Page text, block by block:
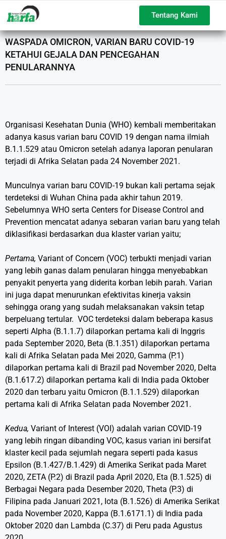
Tentang Kami
WASPADA OMICRON, VARIAN BARU COVID-19
KETAHUI GEJALA DAN PENCEGAHAN
PENULARANNYA
Organisasi Kesehatan Dunia (WHO) kembali memberitakan
adanya kasus varian baru COVID 19 dengan nama ilmiah
B.1.1.529 atau Omicron setelah adanya laporan penularan
terjadi di Afrika Selatan pada 24 November 2021.
Munculnya varian baru COVID-19 bukan kali pertama sejak
terdeteksi di Wuhan China pada akhir tahun 2019.
Sebelumnya WHO serta Centers for Disease Control and
Prevention mencatat adanya sebaran varian baru yang telah
diklasifikasi berdasarkan dua klaster varian yaitu;
Pertama, Variant of Concern (VOC) terbukti menjadi varian
yang lebih ganas dalam penularan hingga menyebabkan
penyakit penyerta yang diderita korban lebih parah. Varian
ini juga dapat menurunkan efektivitas kinerja vaksin
sehingga orang yang sudah melaksanakan vaksin tetap
berpeluang tertular. VOC terdeteksi dalam beberapa kasus
seperti Alpha (B.1.1.7) dilaporkan pertama kali di Inggris
pada September 2020, Beta (B.1.351) dilaporkan pertama
kali di Afrika Selatan pada Mei 2020, Gamma (P.1)
dilaporkan pertama kali di Brazil pad November 2020, Delta
(B.1.617.2) dilaporkan pertama kali di India pada Oktober
2020 dan terbaru yaitu Omicron (B.1.1.529) dilaporkan
pertama kali di Afrika Selatan pada November 2021.
Kedua, Variant of Interest (VOI) adalah varian COVID-19
yang lebih ringan dibanding VOC, kasus varian ini bersifat
klaster kecil pada sejumlah negara seperti pada kasus
Epsilon (B.1.427/B.1.429) di Amerika Serikat pada Maret
2020, ZETA (P.2) di Brazil pada April 2020, Eta (B.1.525) di
Berbagai Negara pada Desember 2020, Theta (P.3) di
Filipina pada Januari 2021, Iota (B.1.526) di Amerika Serikat
pada November 2020, Kappa (B.1.6171.1) di India pada
Oktober 2020 dan Lambda (C.37) di Peru pada Agustus